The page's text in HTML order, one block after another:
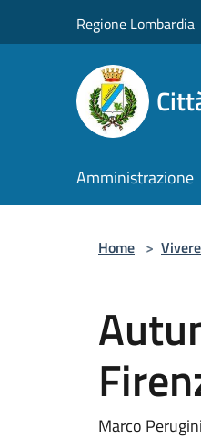
Regione Lombardia
Amministrazione
Home >
Marco